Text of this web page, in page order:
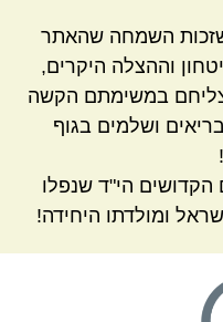
שזכות השמחה שהאתר
וההצלה היקרים,
במשימתם הקשה
ושלמים בגוף
הקדושים הי"ד שנפלו
ומולדתו היחידה!